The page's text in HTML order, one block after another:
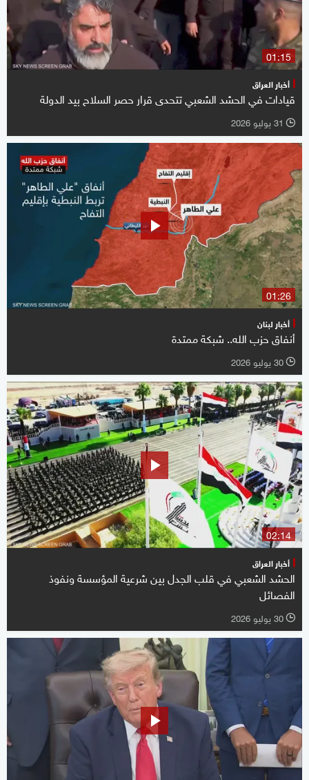
01:15
أخبار العراق
قيادات في الحشد الشعبي تتحدى قرار حصر السلاح بيد الدولة
l 31 يوليو 2026
01:26
أخبار لبنان
أنفاق حزب الله.. شبكة ممتدة
l 30 يوليو 2026
02:14
أخبار العراق
الحشد الشعبي في قلب الجدل بين شرعية المؤسسة ونفوذ
الفصائل
l 30 يوليو 2026